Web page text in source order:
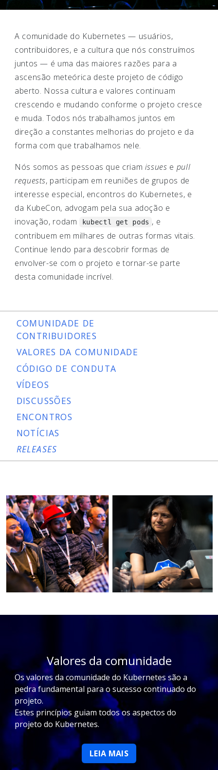
A comunidade do Kubernetes — usuários,
contribuidores, e a cultura que nós construímos
juntos — é uma das maiores razões para a
ascensão meteórica deste projeto de código
aberto. Nossa cultura e valores continuam
crescendo e mudando conforme o projeto cresce
e muda. Todos nós trabalhamos juntos em
direção a constantes melhorias do projeto e da
forma com que trabalhamos nele.
Nós somos as pessoas que criam issues e pull
requests, participam em reuniões de grupos de
interesse especial, encontros do Kubernetes, e
da KubeCon, advogam pela sua adoção e
inovação, rodam
kubectl get pods , e
contribuem em milhares de outras formas vitais.
Continue lendo para descobrir formas de
envolver-se com o projeto e tornar-se parte
desta comunidade incrível.
COMUNIDADE DE
CONTRIBUIDORES
VALORES DA COMUNIDADE
CÓDIGO DE CONDUTA
VÍDEOS
DISCUSSÕES
ENCONTROS
NOTÍCIAS
RELEASES
Valores da comunidade
Os valores da comunidade do Kubernetes são a
pedra fundamental para o sucesso continuado do
projeto.
Estes princípios guiam todos os aspectos do
projeto do Kubernetes.
LEIA MAIS